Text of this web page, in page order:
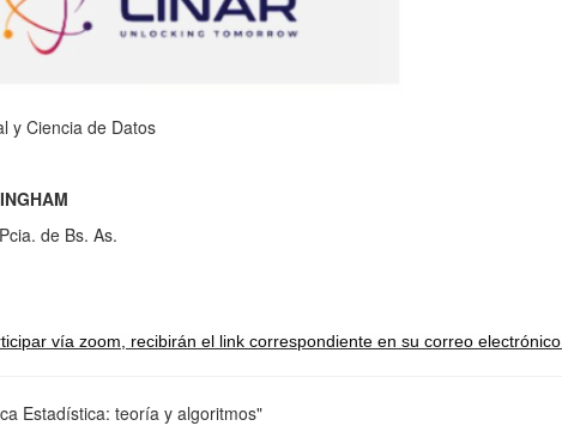
y Ciencia de Datos
de Bs. As.
vía zoom, recibirán el link correspondiente en su correo electrónico.
Estadística: teoría y algoritmos"